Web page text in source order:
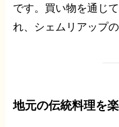
です。買い物を通じ
れ、シェムリアップ
地元の伝統料理を